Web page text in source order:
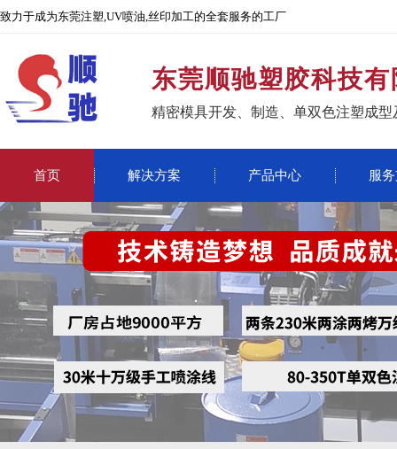
致力于成为东莞注塑,UV喷油,丝印加工的全套服务的工厂
东莞顺驰塑胶科技
精密模具开发、制造、单双色注塑成
首页 解决方案 产品中心 服